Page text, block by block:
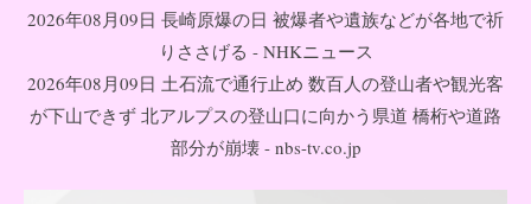
2026年08月09日 長崎原爆の日 被爆者や遺族などが各地で祈
りささげる - NHKニュース
2026年08月09日 土石流で通行止め 数百人の登山者や観光客
が下山できず 北アルプスの登山口に向かう県道 橋桁や道路
部分が崩壊 - nbs-tv.co.jp